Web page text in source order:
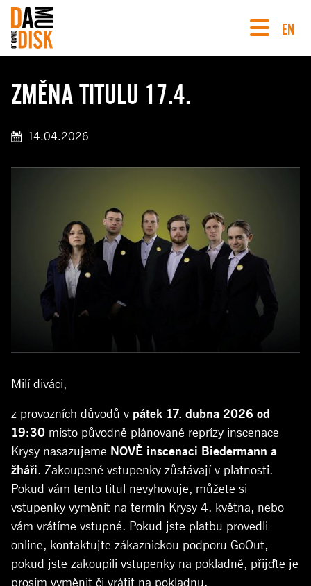
EN
ZMĚNA TITULU 17.4.
14.04.2026
Milí diváci,
z provozních důvodů v pátek 17. dubna 2026 od
19:30 místo původně plánované reprízy inscenace
Krysy nasazujeme NOVĚ inscenaci Biedermann a
žháři. Zakoupené vstupenky zůstávají v platnosti.
Pokud vám tento titul nevyhovuje, můžete si
vstupenky vyměnit na termín Krysy 4. května, nebo
vám vrátíme vstupné. Pokud jste platbu provedli
online, kontaktujte zákaznickou podporu GoOut,
pokud jste zakoupili vstupenky na pokladně, přijďte je
prosím vyměnit či vrátit na pokladnu.